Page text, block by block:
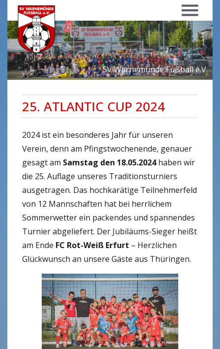
Menü
SV Warnemünde Fußball e.V.
25. ATLANTIC CUP 2024
2024 ist ein besonderes Jahr für unseren
Verein, denn am Pfingstwochenende, genauer
gesagt am Samstag den 18.05.2024haben wir
die 25. Auflage unseres Traditionsturniers
ausgetragen. Das hochkarätige Teilnehmerfeld
von 12 Mannschaften hat bei herrlichem
Sommerwetter ein packendes und spannendes
Turnier abgeliefert. Der Jubiläums-Sieger heißt
am Ende FC Rot-Weiß Erfurt – Herzlichen
Glückwunsch an unsere Gäste aus Thüringen.